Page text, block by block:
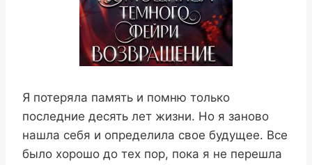
Я потеряла память и помню только
последние десять лет жизни. Но я заново
нашла себя и определила свое будущее. Все
было хорошо до тех пор, пока я не перешла